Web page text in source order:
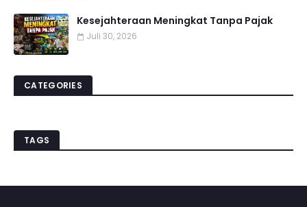
Kesejahteraan Meningkat Tanpa Pajak
Juli 30, 2026
CATEGORIES
TAGS